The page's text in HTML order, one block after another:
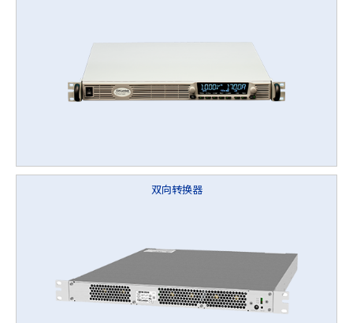
双向转换器